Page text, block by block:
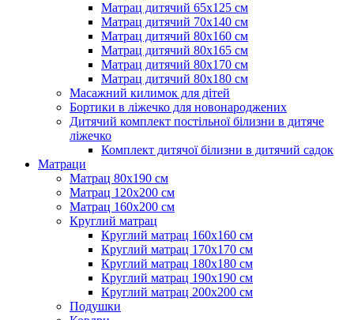
Матрац дитячий 65х125 см
Матрац дитячий 70х140 см
Матрац дитячий 80х160 см
Матрац дитячий 80х165 см
Матрац дитячий 80х170 см
Матрац дитячий 80х180 см
Масажний килимок для дітей
Бортики в ліжечко для новонароджених
Дитячий комплект постільної білизни в дитяче
ліжечко
Комплект дитячої білизни в дитячий садок
Матраци
Матрац 80х190 см
Матрац 120х200 см
Матрац 160х200 см
Круглий матрац
Круглий матрац 160х160 см
Круглий матрац 170х170 см
Круглий матрац 180х180 см
Круглий матрац 190х190 см
Круглий матрац 200х200 см
Подушки